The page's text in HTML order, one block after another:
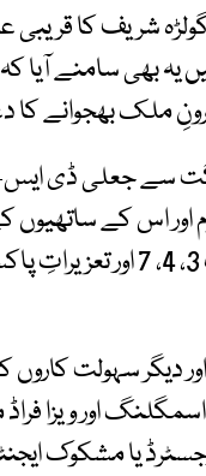
شریف کا قریبی
اور اس کے
سہولت کاروں
اور ویزا
یا مشکوک